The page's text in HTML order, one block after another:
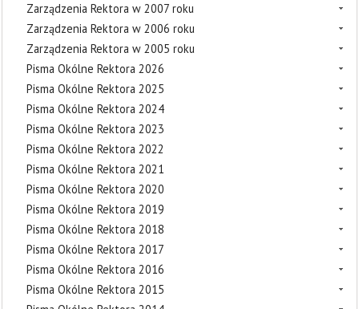
Zarządzenia Rektora w 2007 roku
Zarządzenia Rektora w 2006 roku
Zarządzenia Rektora w 2005 roku
Pisma Okólne Rektora 2026
Pisma Okólne Rektora 2025
Pisma Okólne Rektora 2024
Pisma Okólne Rektora 2023
Pisma Okólne Rektora 2022
Pisma Okólne Rektora 2021
Pisma Okólne Rektora 2020
Pisma Okólne Rektora 2019
Pisma Okólne Rektora 2018
Pisma Okólne Rektora 2017
Pisma Okólne Rektora 2016
Pisma Okólne Rektora 2015